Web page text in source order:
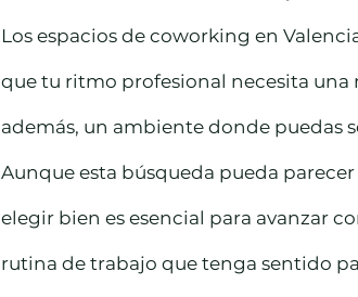
Los espacios de coworking en
que tu ritmo profesional necesita
además, un ambiente donde puedas
Aunque esta búsqueda pueda
elegir bien es esencial para avanzar
rutina de trabajo que tenga sentido